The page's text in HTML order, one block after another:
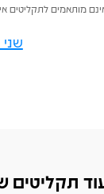
מותאמים לתקליטים
תקליטים